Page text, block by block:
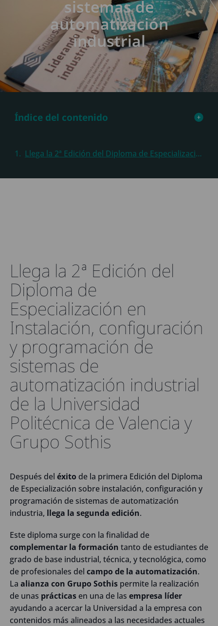
sistemas de
automatización
industrial
Índice del contenido
Llega la 2ª Edición del Diploma de Especialización en Instalación, configuración y programación de sistemas de automatización industrial de la Universidad Politécnica de Valencia y Grupo Sothis
Llega la 2ª Edición del
Diploma de
Especialización en
Instalación, configuración
y programación de
sistemas de
automatización industrial
de la Universidad
Politécnica de Valencia y
Grupo Sothis
Después del éxito de la primera Edición del Diploma
de Especialización sobre instalación, configuración y
programación de sistemas de automatización
industria, llega la segunda edición.
Este diploma surge con la finalidad de
complementar la formación tanto de estudiantes de
grado de base industrial, técnica, y tecnológica, como
de profesionales del campo de la automatización.
La alianza con Grupo Sothis permite la realización
de unas prácticas en una de las empresa líder
ayudando a acercar la Universidad a la empresa con
contenidos más alineados a las necesidades actuales